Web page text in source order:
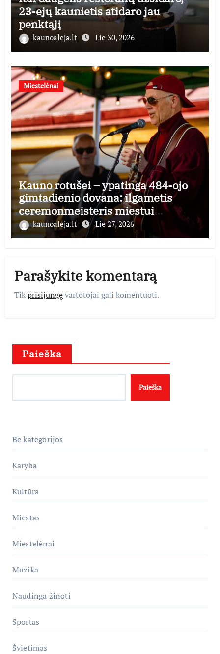
23-ejų kaunietis atidaro jau
penktąjį
kaunoaleja.lt Lie 30, 2026
Miestelėnai
Kauno rotušei – ypatinga 484-ojo
gimtadienio dovana: ilgametis
ceremonmeisteris miestui
perduoda dešimtmečius kauptą
istorijos kolekciją
kaunoaleja.lt Lie 27, 2026
Parašykite komentarą
Tikprisijungęvartotojai gali komentuoti.
Paieška
Paieška
Be kategorijos
Karyba
Kultūra
Miestas
Miestelėnai
Muzika
Naudinga žinoti
Sportas
Švietimas